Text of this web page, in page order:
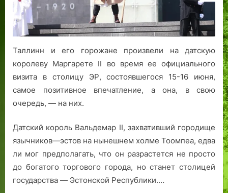
Таллинн и его горожане произвели на датскую
королеву Маргарете II во время ее официального
визита в столицу ЭР, состоявшегося 15-16 июня,
самое позитивное впечатление, а она, в свою
очередь, — на них.
Датский король Вальдемар II, захвативший городище
язычников—эстов на нынешнем холме Тоомпеа, едва
ли мог предполагать, что он разрастется не просто
до богатого торгового города, но станет столицей
государства — Эстонской Республики.…